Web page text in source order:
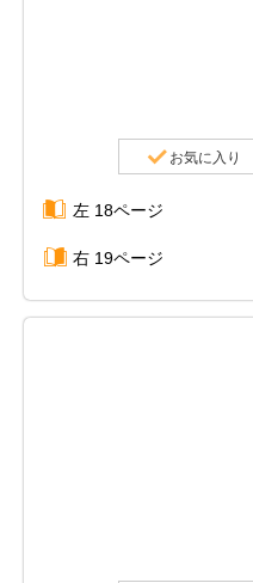
お気に入り
左 18ページ
右 19ページ